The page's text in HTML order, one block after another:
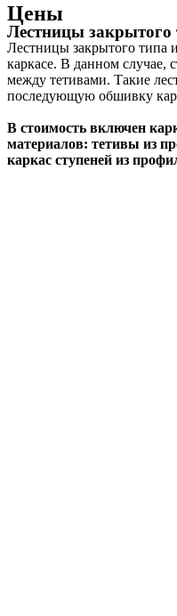
Цены
Лестницы закрытого
Лестницы закрытого типа
каркасе. В данном случае,
между тетивами. Такие
последующую обшивку
В стоимость включен
материалов: тетивы из
каркас ступеней из